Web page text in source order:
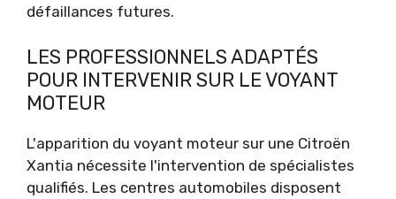
défaillances futures.
LES PROFESSIONNELS ADAPTÉS
POUR INTERVENIR SUR LE VOYANT
MOTEUR
L'apparition du voyant moteur sur une Citroën
Xantia nécessite l'intervention de spécialistes
qualifiés. Les centres automobiles disposent